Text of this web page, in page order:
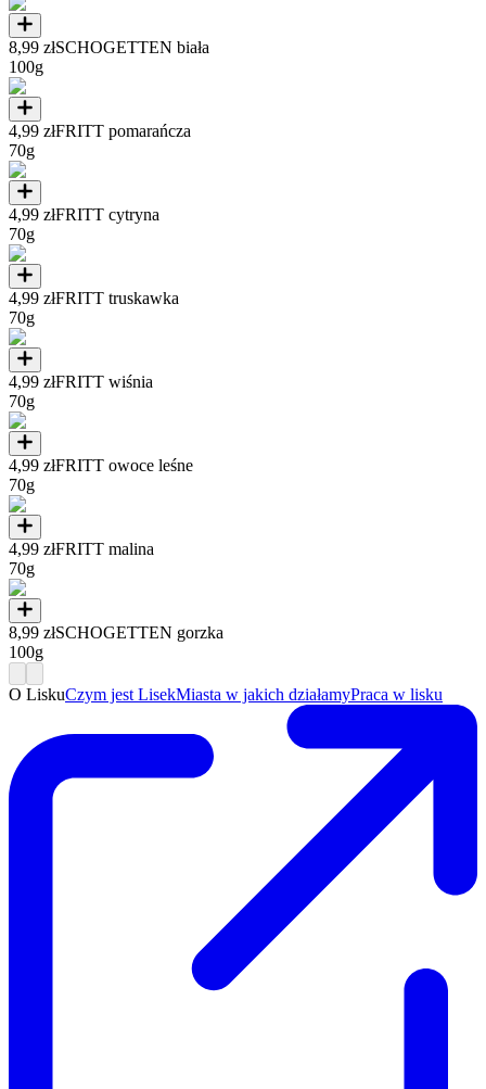
8,99 złSCHOGETTEN biała
100g
4,99 złFRITT pomarańcza
70g
4,99 złFRITT cytryna
70g
4,99 złFRITT truskawka
70g
4,99 złFRITT wiśnia
70g
4,99 złFRITT owoce leśne
70g
4,99 złFRITT malina
70g
8,99 złSCHOGETTEN gorzka
100g
O LiskuCzym jest LisekMiasta w jakich działamyPraca w lisku